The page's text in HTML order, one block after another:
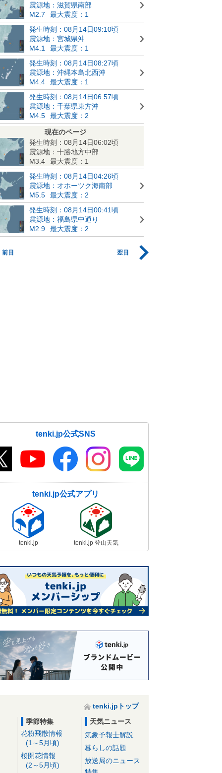
震源地：滋賀県南部
M2.7
最大震度：1
発生時刻：08月14日09:10頃
震源地：宮城県沖
M4.1
最大震度：1
発生時刻：08月14日08:27頃
震源地：沖縄本島北西沖
M4.4
最大震度：1
発生時刻：08月14日06:57頃
震源地：千葉県東方沖
M4.5
最大震度：2
現在のページ
発生時刻：08月14日06:02頃
震源地：十勝地方中部
M3.4
最大震度：1
発生時刻：08月14日04:26頃
震源地：オホーツク海南部
M5.5
最大震度：2
発生時刻：08月14日00:41頃
震源地：福島県中通り
M2.9
最大震度：2
前日 翌日
tenki.jp公式SNS
tenki.jp公式アプリ
tenki.jp tenki.jp 登山天気
tenki.jpトップ
季節特集
花粉飛散情報
(1～5月頃)
桜開花情報
(2～5月頃)
天気ニュース
気象予報士解説
暮らしの話題
放送局のニュース